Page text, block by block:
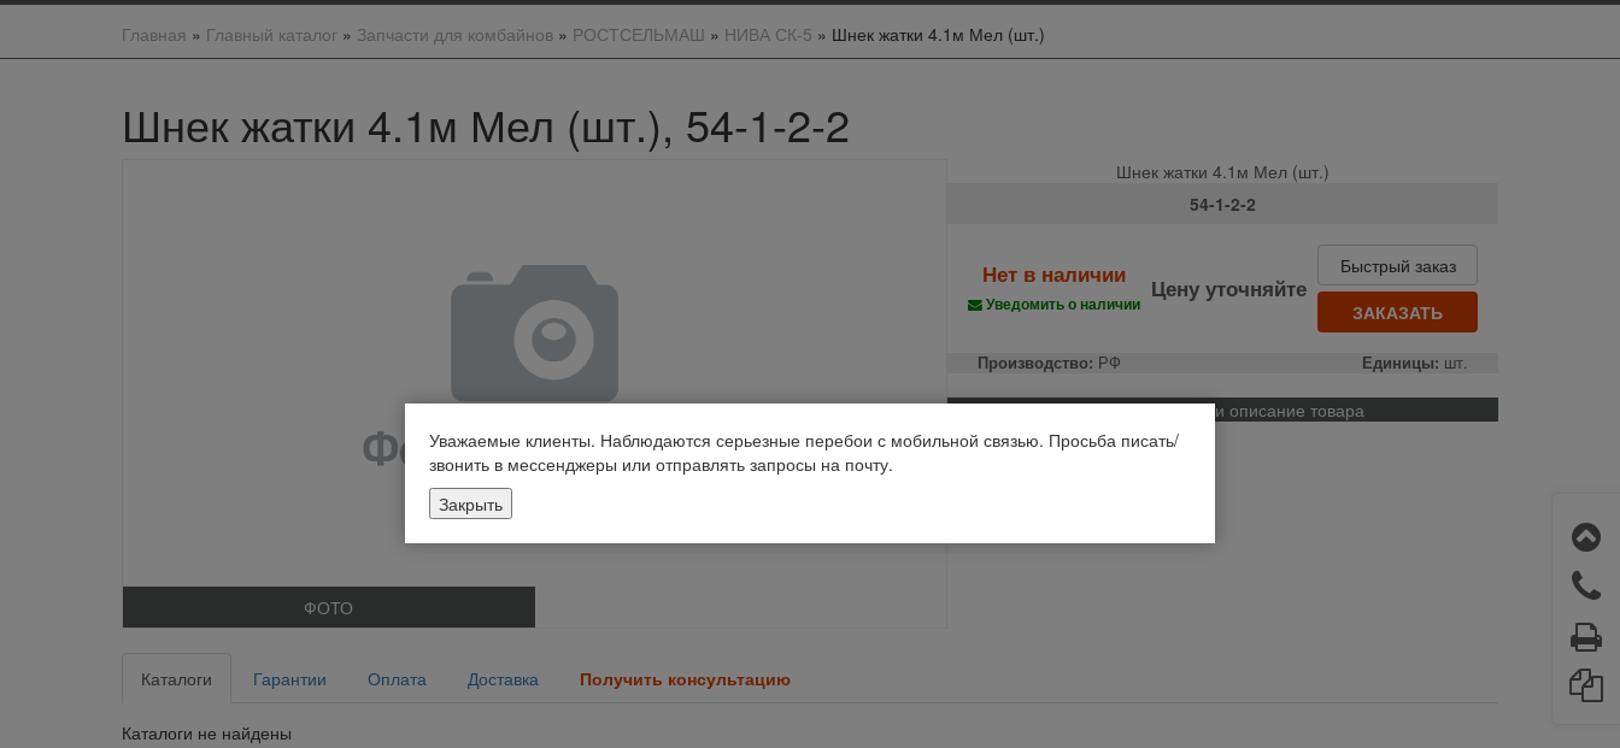
Главная » Главный каталог» Запчасти для комбайнов» РОСТСЕЛЬМАШ » НИВА СК-5 » Шнек жатки 4.1м Мел (шт.)
Шнек жатки 4.1м Мел (шт.), 54-1-2-2
ФОТО
Шнек жатки 4.1м Мел (шт.)
54-1-2-2
Нет в наличии
Уведомить о наличии
Цену уточняйте
Быстрый заказ
ЗАКАЗАТЬ
Производство: РФ Единицы: шт.
Применяемость и описание товара
Код 1С: 544089
Каталоги Гарантии Оплата Доставка Получить консультацию
Каталоги не найдены
Уважаемые клиенты. Наблюдаются серьезные перебои с мобильной связью. Просьба писать/
звонить в мессенджеры или отправлять запросы на почту.
Закрыть